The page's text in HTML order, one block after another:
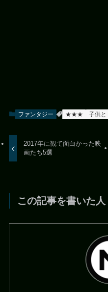
ファンタジー ★★★ 子供と
2017年に観て面白かった映
画たち5選
この記事を書いた人